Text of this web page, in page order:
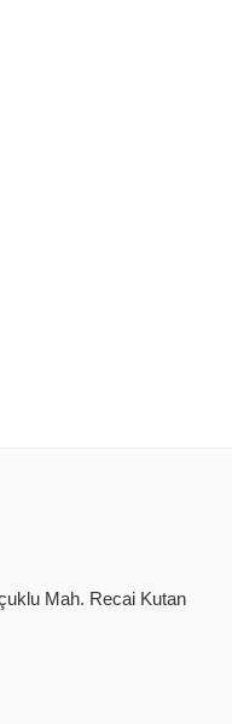
Mah. Recai Kutan